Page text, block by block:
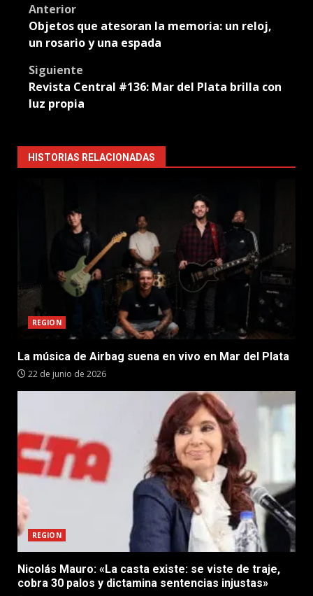
Post
navigation
Anterior
Objetos que atesoran la memoria: un reloj,
un rosario y una espada
Siguiente
Revista Central #136: Mar del Plata brilla con
luz propia
HISTORIAS RELACIONADAS
REGION
La música de Airbag suena en vivo en Mar del Plata
22 de junio de 2026
REGION
Nicolás Mauro: «La casta existe: se viste de traje,
cobra 30 palos y dictamina sentencias injustas»